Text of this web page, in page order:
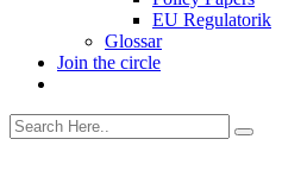
EU Regulatorik
Glossar
Join the circle